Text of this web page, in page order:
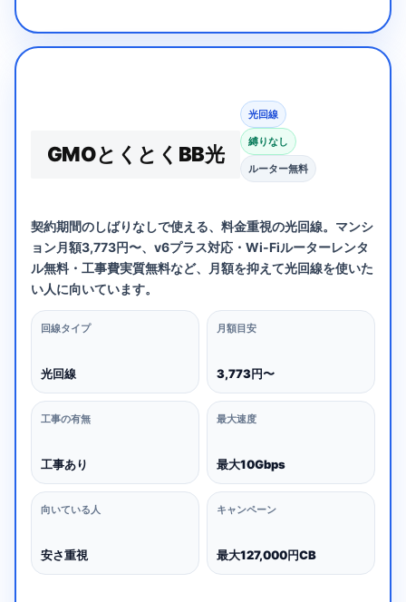
GMOとくとくBB光
光回線
縛りなし
ルーター無料
契約期間のしばりなしで使える、料金重視の光回線。マンシ
ョン月額3,773円〜、v6プラス対応・Wi-Fiルーターレンタ
ル無料・工事費実質無料など、月額を抑えて光回線を使いた
い人に向いています。
回線タイプ
光回線
月額目安
3,773円〜
工事の有無
工事あり
最大速度
最大10Gbps
向いている人
安さ重視
キャンペーン
最大127,000円CB